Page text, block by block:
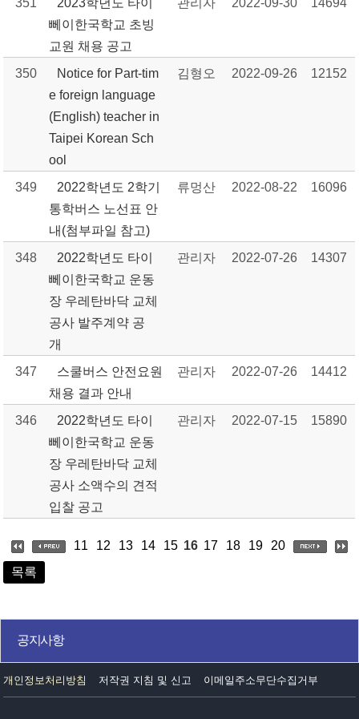
351
2023학년도 타이
뻬이한국학교 초빙
교원 채용 공고
관리자 2022-09-30 14694
350
Notice for Part-tim
e foreign language
(English) teacher in
Taipei Korean Sch
ool
김형오 2022-09-26 12152
349
2022학년도 2학기
통학버스 노선표 안
내(첨부파일 참고)
류멍산 2022-08-22 16096
348
2022학년도 타이
뻬이한국학교 운동
장 우레탄바닥 교체
공사 발주계약 공
개
관리자 2022-07-26 14307
347
스쿨버스 안전요원
채용 결과 안내
관리자 2022-07-26 14412
346
2022학년도 타이
뻬이한국학교 운동
장 우레탄바닥 교체
공사 소액수의 견적
입찰 공고
관리자 2022-07-15 15890
11 12 13 14 15 16 17 18 19
20
목록
공지사항
개인정보처리방침 저작권 지침 및 신고 이메일주소무단수집거부